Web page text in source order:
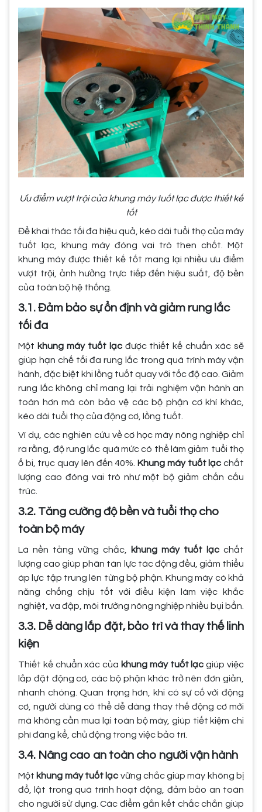
Ưu điểm vượt trội của khung máy tuốt lạc được thiết kế
tốt
Để khai thác tối đa hiệu quả, kéo dài tuổi thọ của máy
tuốt lạc, khung máy đóng vai trò then chốt. Một
khung máy được thiết kế tốt mang lại nhiều ưu điểm
vượt trội, ảnh hưởng trực tiếp đến hiệu suất, độ bền
của toàn bộ hệ thống.
3.1. Đảm bảo sự ổn định và giảm rung lắc
tối đa
Một khung máy tuốt lạc được thiết kế chuẩn xác sẽ
giúp hạn chế tối đa rung lắc trong quá trình máy vận
hành, đặc biệt khi lồng tuốt quay với tốc độ cao. Giảm
rung lắc không chỉ mang lại trải nghiệm vận hành an
toàn hơn mà còn bảo vệ các bộ phận cơ khí khác,
kéo dài tuổi thọ của động cơ, lồng tuốt.
Ví dụ, các nghiên cứu về cơ học máy nông nghiệp chỉ
ra rằng, độ rung lắc quá mức có thể làm giảm tuổi thọ
ổ bi, trục quay lên đến 40%. Khung máy tuốt lạc chất
lượng cao đóng vai trò như một bộ giảm chấn cấu
trúc.
3.2. Tăng cường độ bền và tuổi thọ cho
toàn bộ máy
Là nền tảng vững chắc, khung máy tuốt lạc chất
lượng cao giúp phân tán lực tác động đều, giảm thiểu
áp lực tập trung lên từng bộ phận. Khung máy có khả
năng chống chịu tốt với điều kiện làm việc khắc
nghiệt, va đập, môi trường nông nghiệp nhiều bụi bẩn.
3.3. Dễ dàng lắp đặt, bảo trì và thay thế linh
kiện
Thiết kế chuẩn xác của khung máy tuốt lạc giúp việc
lắp đặt động cơ, các bộ phận khác trở nên đơn giản,
nhanh chóng. Quan trọng hơn, khi có sự cố với động
cơ, người dùng có thể dễ dàng thay thế động cơ mới
mà không cần mua lại toàn bộ máy, giúp tiết kiệm chi
phí đáng kể, chủ động trong việc bảo trì.
3.4. Nâng cao an toàn cho người vận hành
Một khung máy tuốt lạc vững chắc giúp máy không bị
đổ, lật trong quá trình hoạt động, đảm bảo an toàn
cho người sử dụng. Các điểm gắn kết chắc chắn giúp